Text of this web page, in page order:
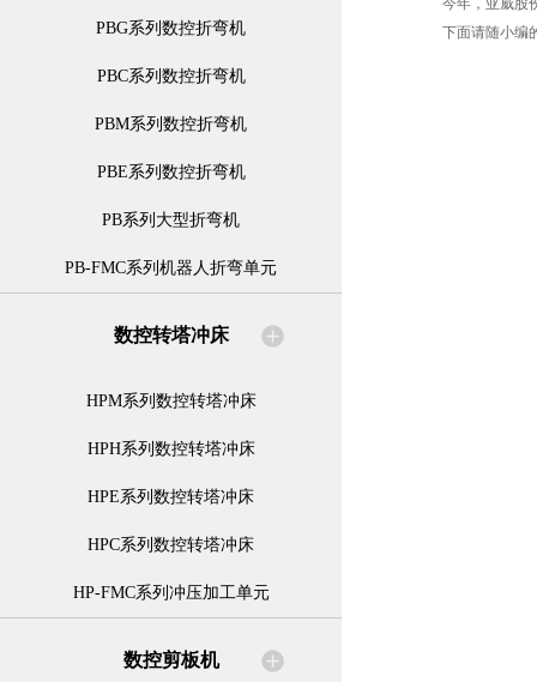
PBG系列数控折弯机
PBC系列数控折弯机
PBM系列数控折弯机
PBE系列数控折弯机
PB系列大型折弯机
PB-FMC系列机器人折弯单元
数控转塔冲床
HPM系列数控转塔冲床
HPH系列数控转塔冲床
HPE系列数控转塔冲床
HPC系列数控转塔冲床
HP-FMC系列冲压加工单元
数控剪板机
今年，亚威股份
下面请随小编